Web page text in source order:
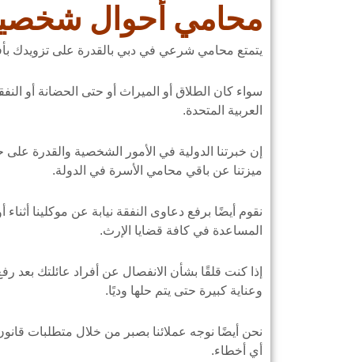
محامي أحوال
يتمتع محامي شرعي في دبي بالقدرة على تزويدك
سواء كان الطلاق أو الميراث أو حتى الحضانة أو
العربية المتحدة.
إن خبرتنا الدولية في الأمور الشخصية والقدرة على
ميزتنا عن باقي محامي الأسرة في الدولة.
نقوم أيضًا برفع دعاوى النفقة نيابة عن موكلينا
المساعدة في كافة قضايا الإرث.
إذا كنت قلقًا بشأن الانفصال عن أفراد عائلتك بعد
وعناية كبيرة حتى يتم حلها وديًا.
نحن أيضًا نوجه عملائنا بصبر من خلال متطلبات
أي أخطاء.